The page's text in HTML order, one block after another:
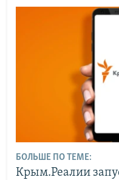
БОЛЬШЕ ПО ТЕМЕ:
Крым.Реалии